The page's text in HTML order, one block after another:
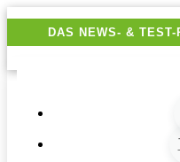
DAS NEWS- &